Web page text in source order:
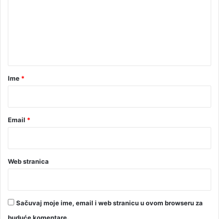
rIme *
Email *
Web stranica
Sačuvaj moje ime, email i web stranicu u ovom browseru za
buduće komentare.